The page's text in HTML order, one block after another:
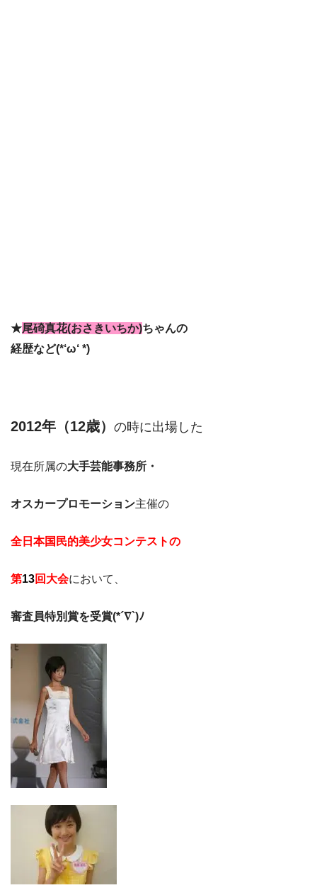
★尾碕真花(おさきいちか)ちゃんの
経歴など(*‘ω‘ *)
2012年（12歳） の時に出場した
現在所属の大手芸能事務所・
オスカープロモーション主催の
全日本国民的美少女コンテストの
第13回大会において、
審査員特別賞を受賞(*´∇`)ﾉ